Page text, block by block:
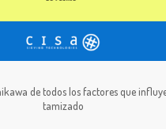
de todos los factores que
tamizado